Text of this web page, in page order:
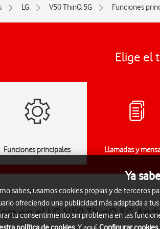
LG V50 ThinQ 5G Funciones
Elige el
Funciones principales Llamadas y
en el LG V50 ThinQ 5G
Ya
sabes, usamos cookies propias y de terceros
ofreciendo una publicidad más adaptada a
tu consentimiento sin problema en las